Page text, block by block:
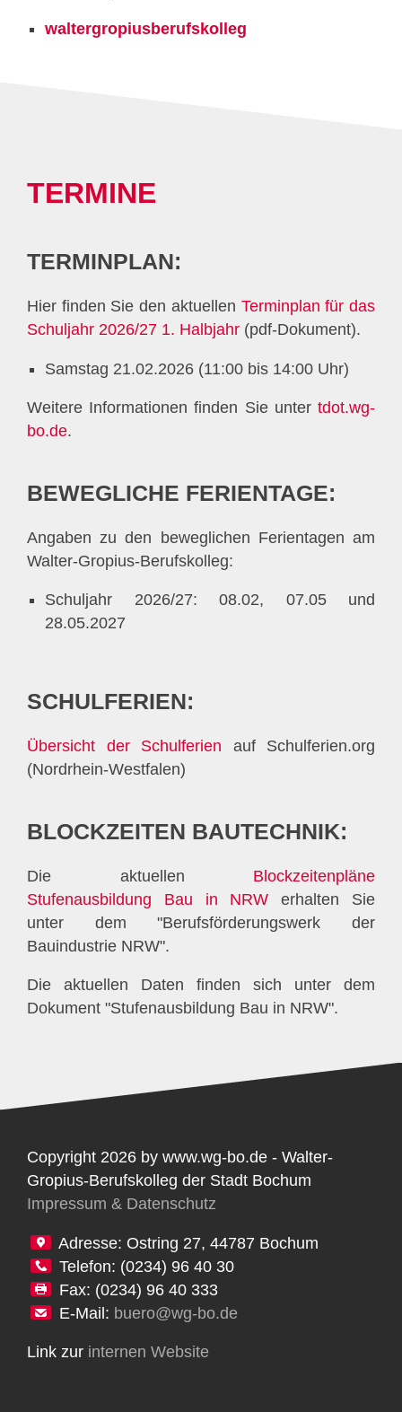
waltergropiusberufskolleg
TERMINE
TERMINPLAN:
Hier finden Sie den aktuellen Terminplan für das
Schuljahr 2026/27 1. Halbjahr (pdf-Dokument).
Samstag 21.02.2026 (11:00 bis 14:00 Uhr)
Weitere Informationen finden Sie unter tdot.wg-
bo.de.
BEWEGLICHE FERIENTAGE:
Angaben zu den beweglichen Ferientagen am
Walter-Gropius-Berufskolleg:
Schuljahr 2026/27: 08.02, 07.05 und
28.05.2027
SCHULFERIEN:
Übersicht der Schulferien auf Schulferien.org
(Nordrhein-Westfalen)
BLOCKZEITEN BAUTECHNIK:
Die aktuellen Blockzeitenpläne
Stufenausbildung Bau in NRW erhalten Sie
unter dem "Berufsförderungswerk der
Bauindustrie NRW".
Die aktuellen Daten finden sich unter dem
Dokument "Stufenausbildung Bau in NRW".
Copyright 2026 by www.wg-bo.de - Walter-
Gropius-Berufskolleg der Stadt Bochum
Impressum & Datenschutz
Adresse: Ostring 27, 44787 Bochum
Telefon: (0234) 96 40 30
Fax: (0234) 96 40 333
E-Mail: buero@wg-bo.de
Link zur internen Website